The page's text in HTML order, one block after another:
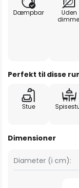
Dæmpbar
Uden
Perfekt til disse
Stue
Dimensioner
Diameter (i cm):